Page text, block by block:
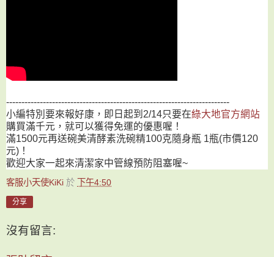
-------------------------------------------------------------------------
小編特別要來報好康，即日起到2/14只要在綠大地官方網站
購買滿千元，就可以獲得免運的優惠喔！
滿1500元再送碗美清酵素洗碗精100克隨身瓶 1瓶(市價120
元)！
歡迎大家一起來清潔家中管線預防阻塞喔~
客服小天使KiKi 於 下午4:50
分享
沒有留言: